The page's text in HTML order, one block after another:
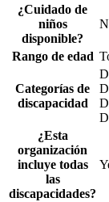
¿Cuidado de
niños
disponible?
Rango de edad
Categorías de
discapacidad
¿Esta
organización
incluye todas
las
discapacidades?